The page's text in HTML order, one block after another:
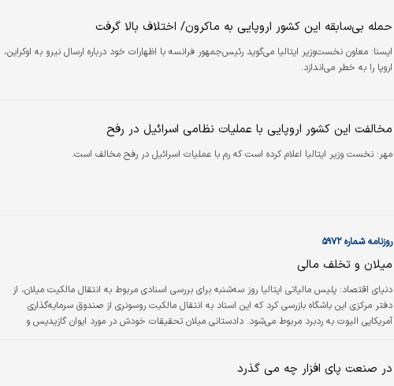
حمله بی‌سابقه این کشور اروپایی به ماکرون/ اختلاف بالا گرفت
ایسنا: معاون نخست‌وزیر ایتالیا می‌گوید رئیس‌جمهور فرانسه با اظهارات خود درباره ارسال نیرو به اوکراین،
اروپا را به خطر می‌اندازد.
مخالفت این کشور اروپایی با عملیات نظامی اسرائیل در رفح
مهر: نخست وزیر ایتالیا اعلام کرده است که رم با عملیات اسرائیل در رفح مخالف است.
روزنامه شماره ۵۹۷۲
میلان و تخلف مالی
دنیای اقتصاد: پلیس مالیاتی ایتالیا روز سه‌شنبه برای بررسی اسنادی مربوط به انتقال مالکیت میلان، از
دفتر مرکزی این باشگاه بازرسی کرد که این اسناد به انتقال مالکیت روسونری از صندوق سرمایه‌گذاری
آمریکایی الیوت به ردبرد مربوط می‌شود. دادستانی میلان تحقیقات خودش در مورد ایوان گازیدیس و
در صنعت پای افزار چه می گذرد